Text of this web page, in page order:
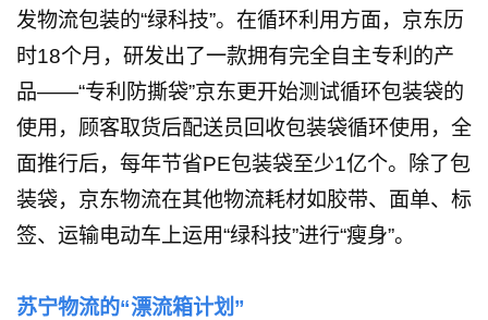
发物流包装的“绿科技”。在循环利用方面，京东历
时18个月，研发出了一款拥有完全自主专利的产
品——“专利防撕袋”京东更开始测试循环包装袋的
使用，顾客取货后配送员回收包装袋循环使用，全
面推行后，每年节省PE包装袋至少1亿个。除了包
装袋，京东物流在其他物流耗材如胶带、面单、标
签、运输电动车上运用“绿科技”进行“瘦身”。
苏宁物流的“漂流箱计划”